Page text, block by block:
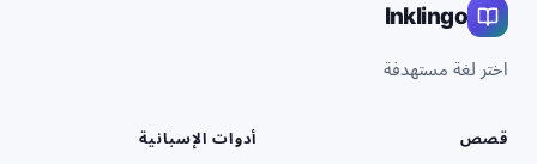
Inklingo
اختر لغة مستهدفة
قصص أدوات الإسبانية